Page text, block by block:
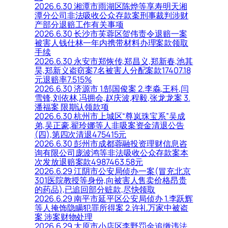
2026.6.30 湘潭市雨湖区陈烨等享寿明天湘
潭分公司非法吸收公众存款案刑事裁判涉财
产部分退赔工作有关事项
2026.6.30 长沙市芙蓉区贺伟责令退赔一案
被害人钱仕林一年内携带材料办理案款领取
手续
2026.6.30 永安市郑恢传,郑昌义,郑新春,池其
昊,郑新义盗窃案7名被害人分配案款17407.18
元退赔率7.515%
2026.6.30 济源市 1.郜国俊案 2.李淼,王科,闫
雪锋,刘依林,冯拥会,赵庆波,程毅,张龙龙案 3.
潘福案 限期认领款项
2026.6.30 杭州市上城区“尊岚珠宝系”吴成
弟,吴正豪,翟玲娜等人非吸案资金清退公告
(四),第四次清退475415元
2026.6.30 彭州市成都蓉融投资理财信息咨
询有限公司庞波鸿等非法吸收公众存款案本
次发放退赔案款4987463.58元
2026.6.29 江阴市公安局侦办一案(冒充北京
301医院教授等身份,向被害人售卖价格昂贵
的药品),已追回部分赃款,尽快领取
2026.6.29 南平市延平区公安局侦办 1.李跃辉
等人掩饰隐瞒犯罪所得案 2.许礼万家中被盗
案 涉案财物处理